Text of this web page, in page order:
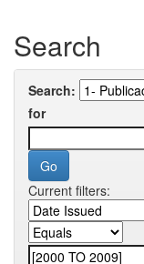
Search
Search:
for
Current filters: